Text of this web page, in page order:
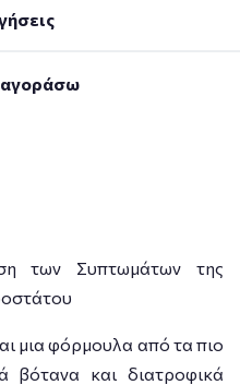
των Συπτωμάτων της
μια φόρμουλα από τα πιο
βότανα και διατροφικά